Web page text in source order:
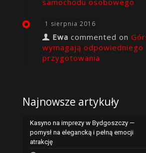
1 sierpnia 2016
Ewa commented on
wymagają odpowiedniego
przygotowania
Najnowsze artykuły
Kasyno na imprezy w Bydgoszczy —
pomysł na elegancką i pełną emocji
atrakcję